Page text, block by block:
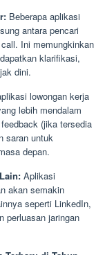
Beberapa aplikasi
antara pencari
Ini memungkinkan
klarifikasi,
dini.
lowongan kerja
lebih mendalam
(jika tersedia
saran untuk
depan.
Aplikasi
akan semakin
seperti LinkedIn,
perluasan jaringan